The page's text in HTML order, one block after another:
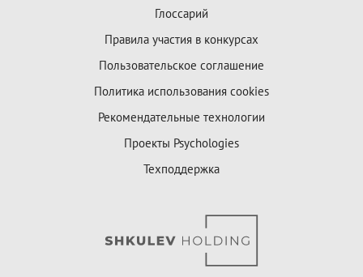
Глоссарий
Правила участия в конкурсах
Пользовательское соглашение
Политика использования cookies
Рекомендательные технологии
Проекты Psychologies
Техподдержка